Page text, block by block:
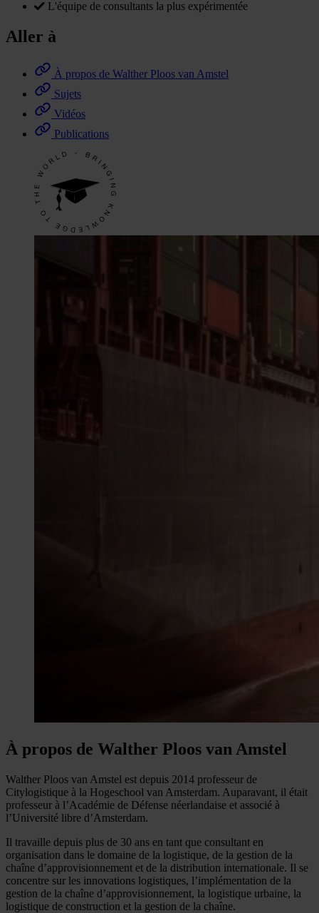
L'équipe de consultants la plus expérimentée
Aller à
À propos de Walther Ploos van Amstel
Sujets
Vidéos
Publications
À propos de Walther Ploos van Amstel
Walther Ploos van Amstel est depuis 2014 professeur de
Citylogistique à la Hogeschool van Amsterdam. Auparavant, il était
professeur à l’Académie de Défense néerlandaise et associé à
l’Université libre d’Amsterdam.
Il travaille depuis plus de 30 ans en tant que consultant en
organisation dans le domaine de la logistique, de la gestion de la
chaîne d’approvisionnement et de la distribution internationale. Il se
concentre sur les innovations logistiques, l’implémentation de la
gestion de la chaîne d’approvisionnement, la logistique urbaine, la
logistique de construction et la gestion de la chaîne.